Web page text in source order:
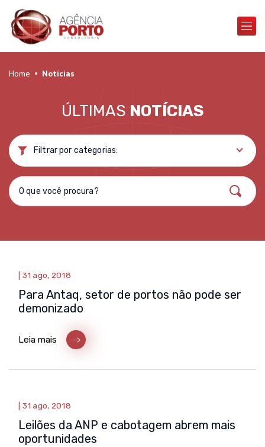
Home Notícias
ÚLTIMAS NOTÍCIAS
Filtrar por categorias:
31 ago, 2018
Para Antaq, setor de portos não pode ser
demonizado
Leia mais
31 ago, 2018
Leilões da ANP e cabotagem abrem mais
oportunidades